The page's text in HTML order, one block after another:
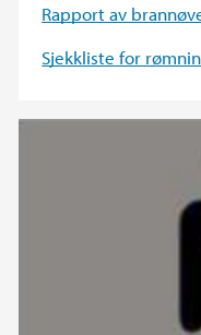
Rapport av
Sjekkliste for